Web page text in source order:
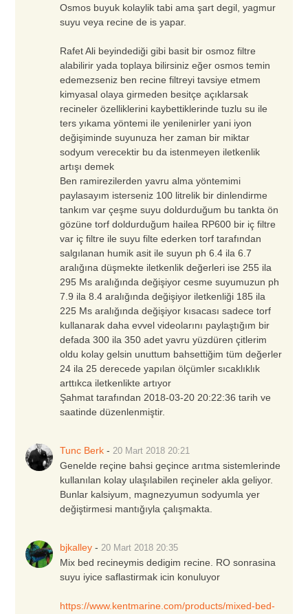
Osmos buyuk kolaylik tabi ama şart degil, yagmur
suyu veya recine de is yapar.
Rafet Ali beyindediği gibi basit bir osmoz filtre
alabilirir yada toplaya bilirsiniz eğer osmos temin
edemezseniz ben recine filtreyi tavsiye etmem
kimyasal olaya girmeden besitçe açıklarsak
recineler özelliklerini kaybettiklerinde tuzlu su ile
ters yıkama yöntemi ile yenilenirler yani iyon
değişiminde suyunuza her zaman bir miktar
sodyum verecektir bu da istenmeyen iletkenlik
artışı demek
Ben ramirezilerden yavru alma yöntemimi
paylasayım isterseniz 100 litrelik bir dinlendirme
tankım var çeşme suyu doldurduğum bu tankta ön
gözüne torf doldurduğum hailea RP600 bir iç filtre
var iç filtre ile suyu filte ederken torf tarafından
salgılanan humik asit ile suyun ph 6.4 ila 6.7
aralığına düşmekte iletkenlik değerleri ise 255 ila
295 Ms aralığında değişiyor cesme suyumuzun ph
7.9 ila 8.4 aralığında değişiyor iletkenliği 185 ila
225 Ms aralığında değişiyor kısacası sadece torf
kullanarak daha evvel videolarını paylaştığım bir
defada 300 ila 350 adet yavru yüzdüren çitlerim
oldu kolay gelsin unuttum bahsettiğim tüm değerler
24 ila 25 derecede yapılan ölçümler sıcaklıklık
arttıkca iletkenlikte artıyor
Şahmat tarafından 2018-03-20 20:22:36 tarih ve
saatinde düzenlenmiştir.
Tunc Berk -20 Mart 2018 20:21
Genelde reçine bahsi geçince arıtma sistemlerinde
kullanılan kolay ulaşılabilen reçineler akla geliyor.
Bunlar kalsiyum, magnezyumun sodyumla yer
değiştirmesi mantığıyla çalışmakta.
bjkalley -20 Mart 2018 20:35
Mix bed recineymis dedigim recine. RO sonrasina
suyu iyice saflastirmak icin konuluyor
https://www.kentmarine.com/products/mixed-bed-